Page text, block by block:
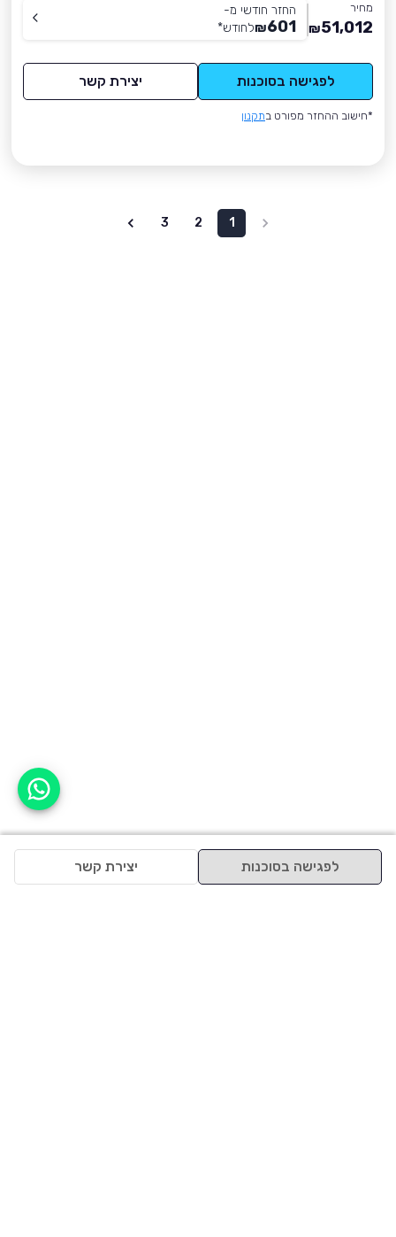
מחיר
51,012
₪
החזר חודשי מ-
601
₪לחודש*
לפגישה בסוכנות יצירת קשר
*חישוב ההחזר מפורט בתקנון
1
2
3
לפגישה בסוכנות יצירת קשר
אפשר לעזור?